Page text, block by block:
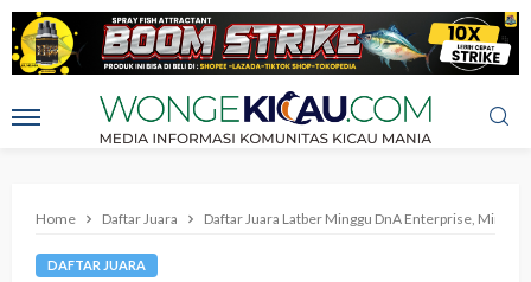
Home Daftar Juara Daftar Juara Latber Minggu DnA Enterprise, Minggu
DAFTAR JUARA